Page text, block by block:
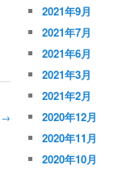
→
2021年9月
2021年7月
2021年6月
2021年3月
2021年2月
2020年12月
2020年11月
2020年10月